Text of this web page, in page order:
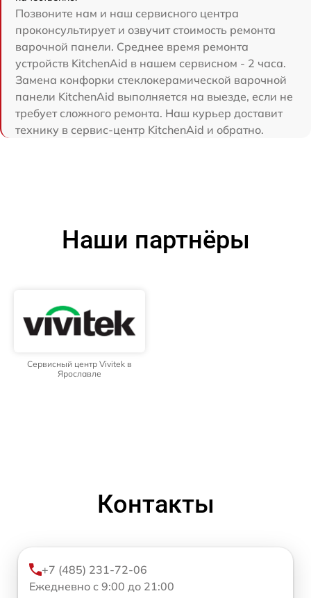
Позвоните нам и наш сервисного центра
проконсультирует и озвучит стоимость ремонта
варочной панели. Среднее время ремонта
устройств KitchenAid в нашем сервисном - 2 часа.
Замена конфорки стеклокерамической варочной
панели KitchenAid выполняется на выезде, если не
требует сложного ремонта. Наш курьер доставит
технику в сервис-центр KitchenAid и обратно.
Наши партнёры
Сервисный центр Vivitek в
Ярославле
Контакты
+7 (485) 231-72-06
Ежедневно с 9:00 до 21:00